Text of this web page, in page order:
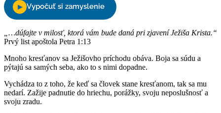
„…dúfajte v milosť, ktorá vám bude daná pri zjavení Ježiša Krista.“
Prvý list apoštola Petra 1:13
Mnoho kresťanov sa Ježišovho príchodu obáva. Boja sa súdu a
pýtajú sa samých seba, ako to s nimi dopadne.
Vychádza to z toho, že keď sa človek stane kresťanom, tak sa mu
nedarí. Zažije padnutie do hriechu, porážky, svoju neposlušnosť a
svoju zradu.